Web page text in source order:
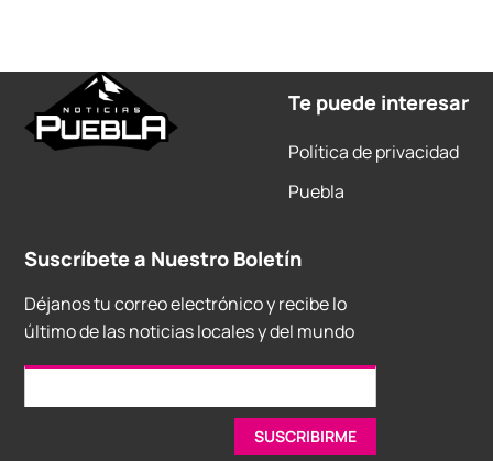
Te puede interesar
Política de privacidad
Puebla
Suscríbete a Nuestro Boletín
Déjanos tu correo electrónico y recibe lo
último de las noticias locales y del mundo